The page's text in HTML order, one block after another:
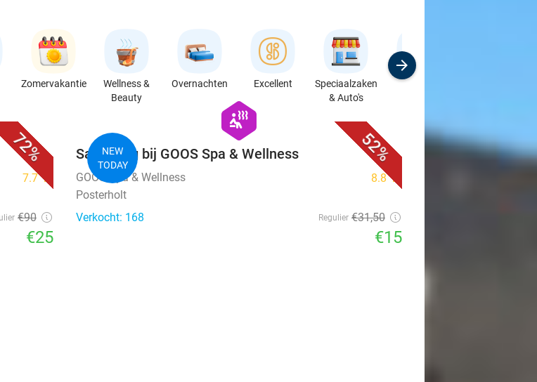
Zomervakantie
Wellness &
Beauty
Overnachten Excellent
Speciaalzaken
& Auto's
Sport
72%
7.7star
€90
€25
52%
NEW
TODAY
hexagon
wellness
Saunadag bij GOOS Spa & Wellness
GOOS Spa & Wellness 8.8star
Posterholt
Verkocht: 168
Regulier €31,50
€15